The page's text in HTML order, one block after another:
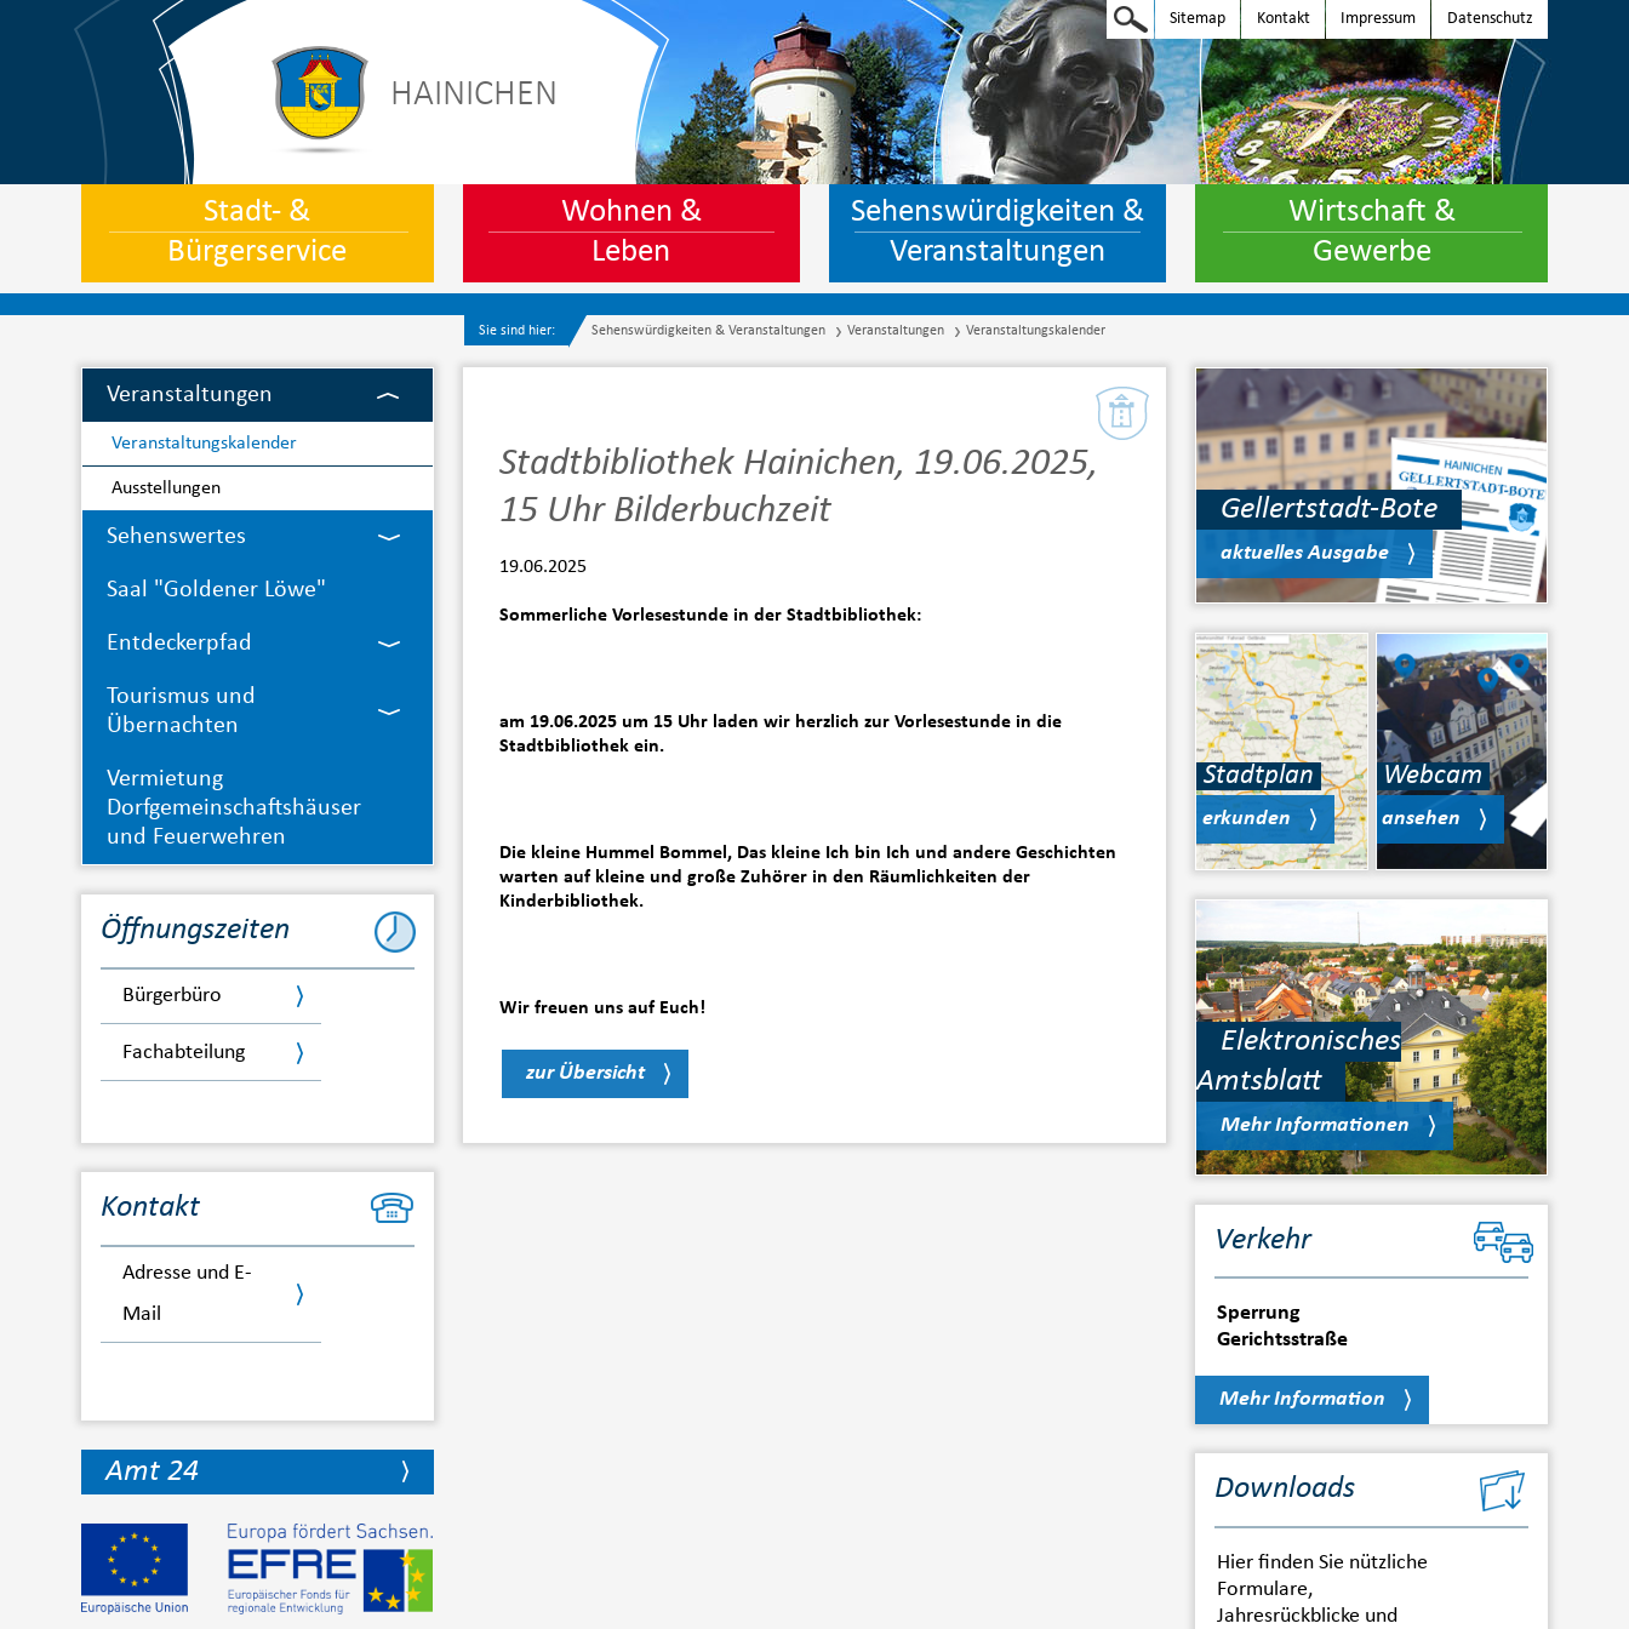
Sitemap Kontakt Impressum Datenschutz
HAINICHEN
Stadt- &
Bürgerservice
Wohnen &
Leben
Sehenswürdigkeiten &
Veranstaltungen
Wirtschaft &
Gewerbe
Sie sind hier: Sehenswürdigkeiten & Veranstaltungen Veranstaltungen Veranstaltungskalender
Stadtbibliothek Hainichen, 19.06.2025,
15 Uhr Bilderbuchzeit
19.06.2025
Sommerliche Vorlesestunde in der Stadtbibliothek:
am 19.06.2025 um 15 Uhr laden wir herzlich zur Vorlesestunde in die
Stadtbibliothek ein.
Die kleine Hummel Bommel, Das kleine Ich bin Ich und andere Geschichten
warten auf kleine und große Zuhörer in den Räumlichkeiten der
Kinderbibliothek.
Wir freuen uns auf Euch!
zur Übersicht
Veranstaltungen
Veranstaltungskalender
Ausstellungen
Sehenswertes
Saal "Goldener Löwe"
Entdeckerpfad
Tourismus und
Übernachten
Vermietung
Dorfgemeinschaftshäuser
und Feuerwehren
Öffnungszeiten
Bürgerbüro
Fachabteilung
Kontakt
Adresse und E-
Mail
Amt 24
Gellertstadt-Bote
aktuelles Ausgabe
Stadtplan
erkunden
Webcam
ansehen
Elektronisches
Amtsblatt
Mehr Informationen
Verkehr
Sperrung
Gerichtsstraße
Mehr Information
Downloads
Hier finden Sie nützliche
Formulare,
Jahresrückblicke und